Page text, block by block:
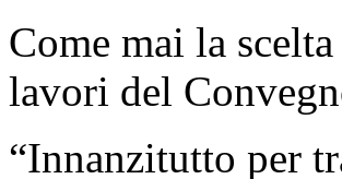
Come mai la
lavori del
“Innanzitutto per